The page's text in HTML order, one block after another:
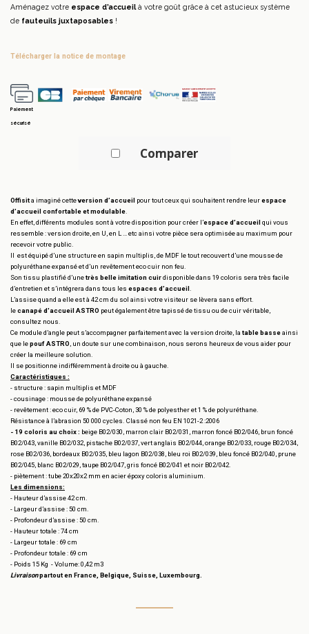
Aménagez votre espace d’accueilà votre goût grâce à cet astucieux système
de fauteuils juxtaposables !
télécharger la notice de montage
Paiement
sécurisé
Comparer
Offisita imaginé cetteversion d’accueil pour tout ceux qui souhaitent rendre leurespace
d’accueil confortable et modulable.
En effet, différents modules sont à votre disposition pour créer l’espace d’accueil qui vous
ressemble : version droite, en U, en L … etc ainsi votre pièce sera optimisée au maximum pour
recevoir votre public.
Il est équipé d’une structure en sapin multiplis, de MDF le tout recouvert d’une mousse de
polyuréthane expansé et d’un revêtement eco cuir non feu.
Son tissu plastifié d’unetrès belle imitation cuirdisponible dans 19 coloris sera très facile
d’entretien et s’intégrera dans tous les espaces d’accueil.
L’assise quand a elle est à 42 cm du sol ainsi votre visiteur se lèvera sans effort.
lecanapé d'accueil ASTRO peut également être tapissé de tissu ou de cuir véritable,
consultez nous.
Ce module d’angle peut s’accompagner parfaitement avec la version droite, la table basseainsi
que lepouf ASTRO, un doute sur une combinaison, nous serons heureux de vous aider pour
créer la meilleure solution.
Il se positionne indifféremment à droite ou à gauche.
Caractéristiques :
- structure : sapin multiplis et MDF
- cousinage : mousse de polyuréthane expansé
- revêtement : eco cuir, 69 % de PVC-Coton, 30 % de polyesther et 1 % de polyuréthane.
Résistance à l’abrasion 50 000 cycles. Classé non feu EN 1021-2 :2006
- 19 coloris au choix : beige B02/030, marron clair B02/031, marron foncé B02/046, brun foncé
B02/043, vanille B02/032, pistache B02/037, vert anglais B02/044, orange B02/033, rouge B02/034,
rose B02/036, bordeaux B02/035, bleu lagon B02/038, bleu roi B02/039, bleu foncé B02/040, prune
B02/045, blanc B02/029, taupe B02/047, gris foncé B02/041 et noir B02/042.
- piètement : tube 20x20x2 mm en acier époxy coloris aluminium.
Les dimensions:
- Hauteur d’assise 42 cm.
- Largeur d’assise : 50 cm.
- Profondeur d’assise : 50 cm.
- Hauteur totale : 74 cm
- Largeur totale : 69 cm
- Profondeur totale : 69 cm
- Poids 15 Kg - Volume: 0,42 m3
Livraisonpartout en France, Belgique, Suisse, Luxembourg.